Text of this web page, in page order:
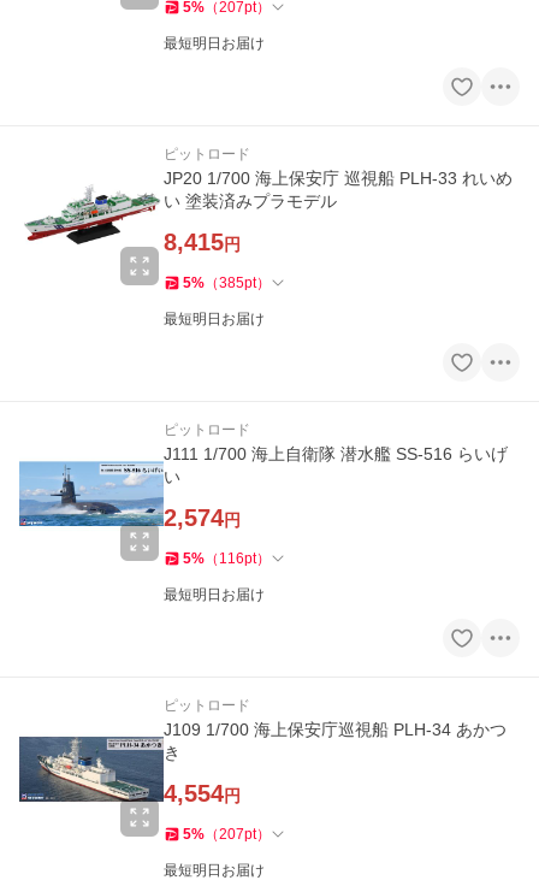
5% （207pt）
最短明日お届け
ピットロード
JP20 1/700 海上保安庁 巡視船 PLH-33 れいめ
い 塗装済みプラモデル
8,415円
5% （385pt）
最短明日お届け
ピットロード
J111 1/700 海上自衛隊 潜水艦 SS-516 らいげ
い
2,574円
5% （ 116pt）
最短明日お届け
ピットロード
J109 1/700 海上保安庁巡視船 PLH-34 あかつ
き
4,554円
5% （207pt）
最短明日お届け